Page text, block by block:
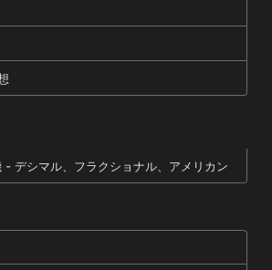
- デシマル、フラクショナル、アメリカン